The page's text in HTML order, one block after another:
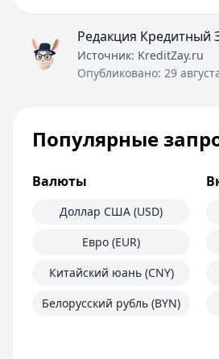
Редакция Кредитный
Источник: KreditZay.ru
Опубликовано: 29
Популярные
Валюты
Доллар США (USD)
Евро (EUR)
Китайский юань (CNY)
Белорусский рубль (BYN)